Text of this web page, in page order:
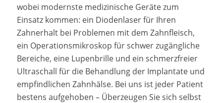
wobei modernste medizinische Geräte zum
Einsatz kommen: ein Diodenlaser für Ihren
Zahnerhalt bei Problemen mit dem Zahnfleisch,
ein Operationsmikroskop für schwer zugängliche
Bereiche, eine Lupenbrille und ein schmerzfreier
Ultraschall für die Behandlung der Implantate und
empfindlichen Zahnhälse. Bei uns ist jeder Patient
bestens aufgehoben – Überzeugen Sie sich selbst